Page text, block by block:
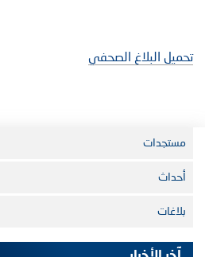
تحميل البلاغ الصحفي
مستجدات
أحداث
بلاغات